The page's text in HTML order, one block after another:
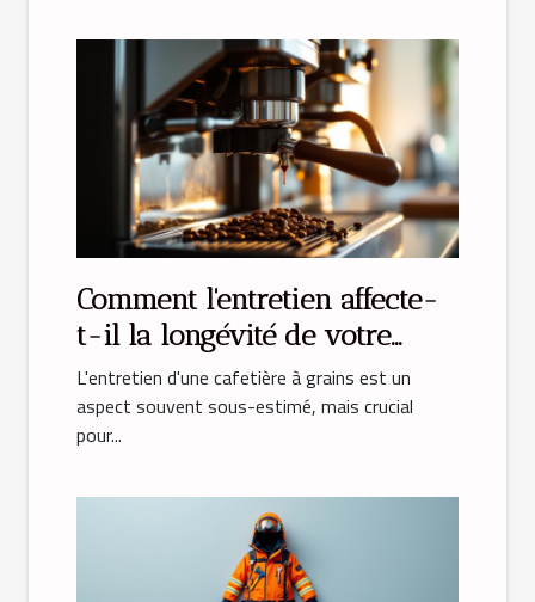
Comment l'entretien affecte-
t-il la longévité de votre
cafetière à grains ?
L'entretien d'une cafetière à grains est un
aspect souvent sous-estimé, mais crucial
pour...